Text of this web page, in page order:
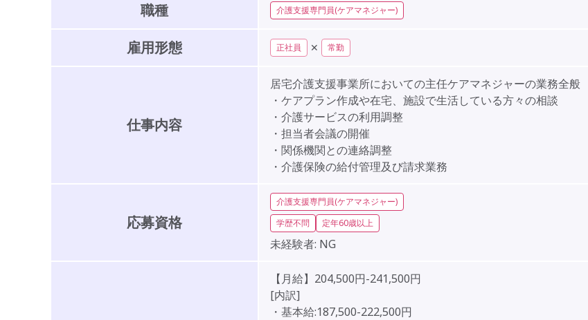
職種 介護支援専門員(ケアマネジャー)
雇用形態 正社員 ✕ 常勤
仕事内容
居宅介護支援事業所においての主任ケアマネジャーの業務全般
・ケアプラン作成や在宅、施設で生活している方々の相談
・介護サービスの利用調整
・担当者会議の開催
・関係機関との連絡調整
・介護保険の給付管理及び請求業務
応募資格
介護支援専門員(ケアマネジャー)
学歴不問
定年60歳以上
未経験者: NG
【月給】204,500円-241,500円
[内訳]
・基本給:187,500-222,500円